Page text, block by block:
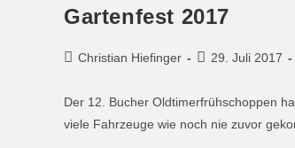
Gartenfest 2017
Christian Hiefinger 29. Juli 2017
Der 12. Bucher Oldtimerfrühschoppen
viele Fahrzeuge wie noch nie zuvor